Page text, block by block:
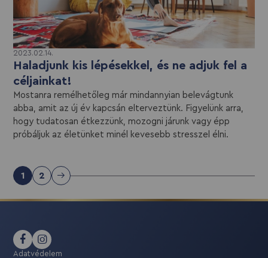
2023.02.14.
Haladjunk kis lépésekkel, és ne adjuk fel a
céljainkat!
Mostanra remélhetőleg már mindannyian belevágtunk
abba, amit az új év kapcsán elterveztünk. Figyelünk arra,
hogy tudatosan étkezzünk, mozogni járunk vagy épp
próbáljuk az életünket minél kevesebb stresszel élni.
1 2
Adatvédelem